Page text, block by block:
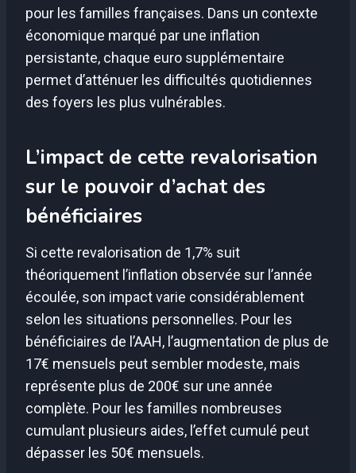
pour les familles françaises. Dans un contexte
économique marqué par une inflation
persistante, chaque euro supplémentaire
permet d’atténuer les difficultés quotidiennes
des foyers les plus vulnérables.
L’impact de cette revalorisation
sur le pouvoir d’achat des
bénéficiaires
Si cette revalorisation de 1,7% suit
théoriquement l’inflation observée sur l’année
écoulée, son impact varie considérablement
selon les situations personnelles. Pour les
bénéficiaires de l’AAH, l’augmentation de plus de
17€ mensuels peut sembler modeste, mais
représente plus de 200€ sur une année
complète. Pour les familles nombreuses
cumulant plusieurs aides, l’effet cumulé peut
dépasser les 50€ mensuels.